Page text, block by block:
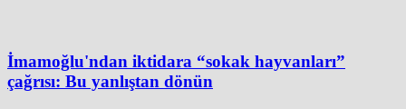
İmamoğlu'ndan iktidara “sokak hayvanları”
çağrısı: Bu yanlıştan dönün